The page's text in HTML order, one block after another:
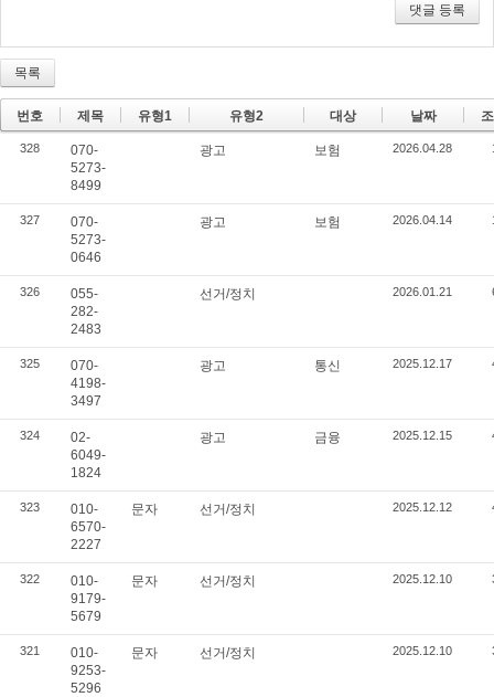
댓글 등록
목록
번호 제목 유형1 유형2 대상 날짜
328
070-
5273-
8499
광고 보험 2026.04.28
327
070-
5273-
0646
광고 보험 2026.04.14
326
055-
282-
2483
선거/정치 2026.01.21
325
070-
4198-
3497
광고 통신 2025.12.17
324
02-
6049-
1824
광고 금융 2025.12.15
323
010-
6570-
2227
문자 선거/정치 2025.12.12
322
010-
9179-
5679
문자 선거/정치 2025.12.10
321
010-
9253-
5296
문자 선거/정치 2025.12.10